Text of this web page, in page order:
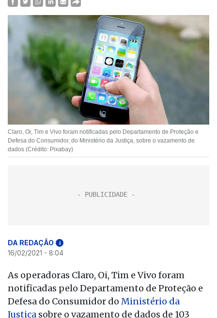
Claro, Oi, Tim e Vivo foram notificadas pelo Departamento de Proteção e
Defesa do Consumidor, do Ministério da Justiça, sobre o vazamento de
dados (Crédito: Pixabay)
DA REDAÇÃO i
16/02/2021 - 8:04
As operadoras Claro, Oi, Tim e Vivo foram
notificadas pelo Departamento de Proteção e
Defesa do Consumidor do Ministério da
Justiça sobre o vazamento de dados de 103